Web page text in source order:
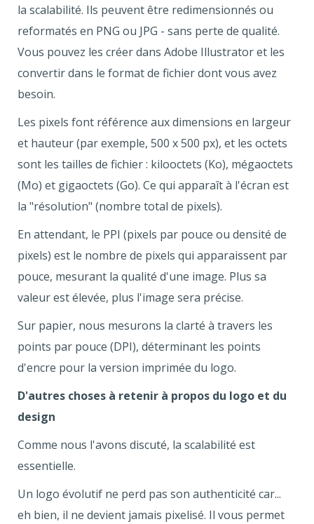
la scalabilité. Ils peuvent être redimensionnés ou
reformatés en PNG ou JPG - sans perte de qualité.
Vous pouvez les créer dans Adobe Illustrator et les
convertir dans le format de fichier dont vous avez
besoin.
Les pixels font référence aux dimensions en largeur
et hauteur (par exemple, 500 x 500 px), et les octets
sont les tailles de fichier : kilooctets (Ko), mégaoctets
(Mo) et gigaoctets (Go). Ce qui apparaît à l'écran est
la "résolution" (nombre total de pixels).
En attendant, le PPI (pixels par pouce ou densité de
pixels) est le nombre de pixels qui apparaissent par
pouce, mesurant la qualité d'une image. Plus sa
valeur est élevée, plus l'image sera précise.
Sur papier, nous mesurons la clarté à travers les
points par pouce (DPI), déterminant les points
d'encre pour la version imprimée du logo.
D'autres choses à retenir à propos du logo et du
design
Comme nous l'avons discuté, la scalabilité est
essentielle.
Un logo évolutif ne perd pas son authenticité car...
eh bien, il ne devient jamais pixelisé. Il vous permet